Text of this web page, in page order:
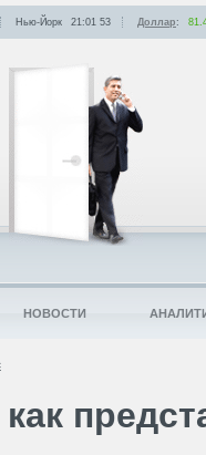
Нью-Йорк 21:01 53 Доллар:
НОВОСТИ